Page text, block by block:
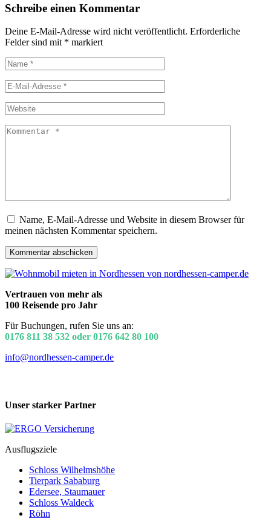
Schreibe einen Kommentar
Deine E-Mail-Adresse wird nicht veröffentlicht. Erforderliche
Felder sind mit * markiert
Name, E-Mail-Adresse und Website in diesem Browser für
meinen nächsten Kommentar speichern.
Vertrauen von mehr als
100 Reisende pro Jahr
Für Buchungen, rufen Sie uns an:
0176 811 38 532 oder 0176 642 80 100
info@nordhessen-camper.de
Unser starker Partner
Ausflugsziele
Schloss Wilhelmshöhe
Tierpark Sababurg
Edersee, Staumauer
Schloss Waldeck
Röhn